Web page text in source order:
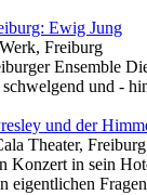
Ewig Jung
Freiburg
Ensemble
und -
und der
Theater, Freiburg
Konzert in sein
eigentlichen